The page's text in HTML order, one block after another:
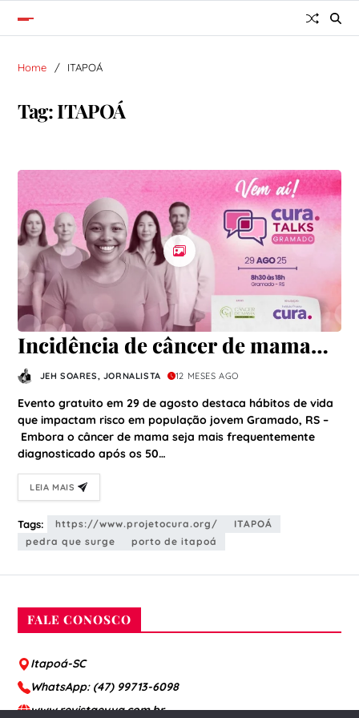
Home ITAPOÁ
Tag:ITAPOÁ
Incidência de câncer de mama
em mulheres abaixo de 35 anos
chega a 5% dos casos e acende
alerta no Cura Talks Gramado
2025
JEH SOARES, JORNALISTA 12 MESES AGO
Evento gratuito em 29 de agosto destaca hábitos de vida
que impactam risco em população jovem Gramado, RS –
Embora o câncer de mama seja mais frequentemente
diagnosticado após os 50…
LEIA MAIS
Tags: https://www.projetocura.org/
ITAPOÁ
pedra que surge
porto de itapoá
FALE CONOSCO
Itapoá-SC
WhatsApp: (47) 99713-6098
www.revistaevva.com.br